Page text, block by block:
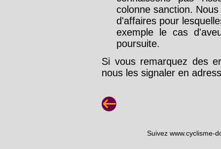
colonne sanction.
d'affaires pour
exemple le cas
poursuite.
Si vous remarquez des
nous les signaler en
Suivez www.cyclisme-